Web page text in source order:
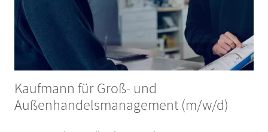
Kaufmann für Groß- und
Außenhandelsmanagement (m/w/d)